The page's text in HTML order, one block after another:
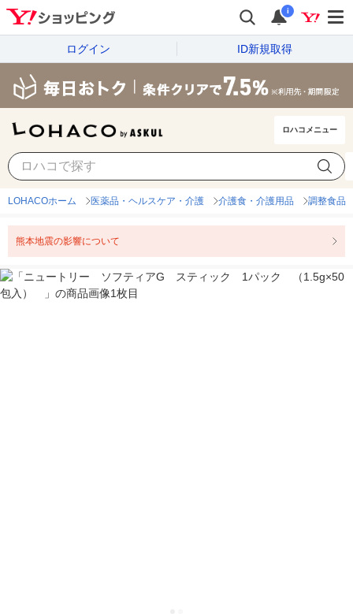
i
ログイン ID新規取得
ロハコメニュー
LOHACOホーム 医薬品・ヘルスケア・介護 介護食・介護用品 調整食品
熊本地震の影響について